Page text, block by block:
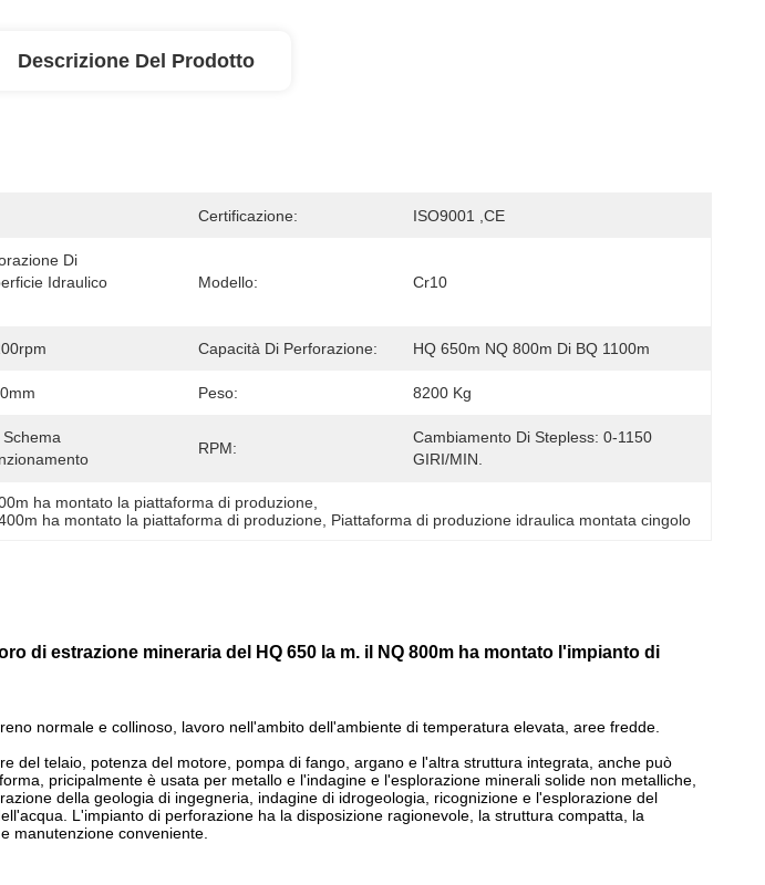
Descrizione Del Prodotto
Certificazione: ISO9001 ,CE
Di
Idraulico
Modello: Cr10
Capacità Di Perforazione: HQ 650m NQ 800m Di BQ 1100m
Peso: 8200 Kg
RPM:
Cambiamento Di Stepless: 0-1150
GIRI/MIN.
ha montato la piattaforma di produzione
ha montato la piattaforma di produzione Piattaforma di produzione idraulica montata cingolo
di estrazione mineraria del HQ 650 la m. il NQ 800m ha montato l'impianto di
normale e collinoso, lavoro nell'ambito dell'ambiente di temperatura elevata, aree fredde.
del telaio, potenza del motore, pompa di fango, argano e l'altra struttura integrata, anche può
pricipalmente è usata per metallo e l'indagine e l'esplorazione minerali solide non metalliche,
della geologia di ingegneria, indagine di idrogeologia, ricognizione e l'esplorazione del
L'impianto di perforazione ha la disposizione ragionevole, la struttura compatta, la
manutenzione conveniente.